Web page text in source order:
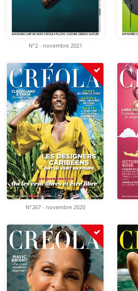
N°2 - novembre 2021
N°267 - novembre 2020